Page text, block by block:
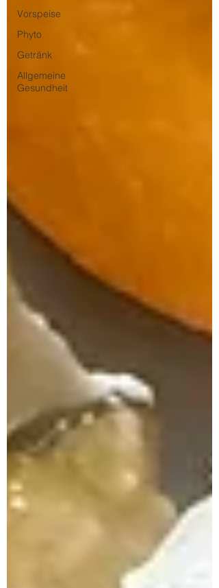
Vorspeise
Phyto
Getränk
Allgemeine
Gesundheit